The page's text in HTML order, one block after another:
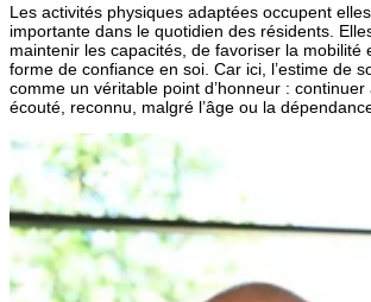
Les activités physiques adaptées occupent
importante dans le quotidien des résidents.
maintenir les capacités, de favoriser la mobilité
forme de confiance en soi. Car ici, l’estime de
comme un véritable point d’honneur : continuer
écouté, reconnu, malgré l’âge ou la